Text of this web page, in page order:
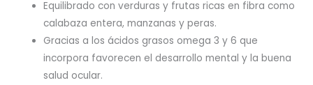
Equilibrado con verduras y frutas ricas en fibra como
calabaza entera, manzanas y peras.
Gracias a los ácidos grasos omega 3 y 6 que
incorpora favorecen el desarrollo mental y la buena
salud ocular.